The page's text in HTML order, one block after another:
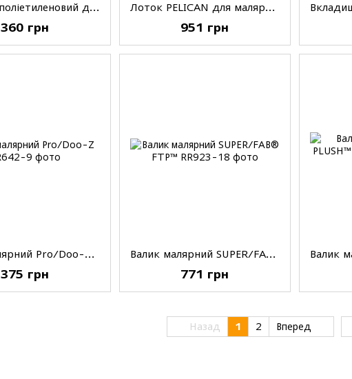
Вкладиш поліетиленовий для лотка WIDE BOY™ BUCKET (5 шт в уп.)
360 грн
Лоток PELICAN для малярних робіт
951 грн
Валик малярний Pro/Doo-Z, 9'(23см), 3/8'(9,5мм)
375 грн
Валик малярний SUPER/FAB® FTP™, 18'(46см), 3/8'(9,5мм)
771 грн
Назад 1 2 Вперед